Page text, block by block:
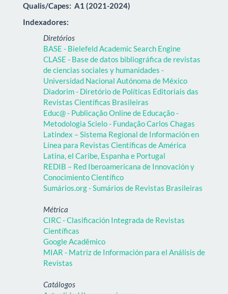
Qualis/Capes: A1 (2021-2024)
Indexadores:
Diretórios
BASE - Bielefeld Academic Search Engine
CLASE - Base de datos bibliográfica de revistas
de ciencias sociales y humanidades -
Universidad Nacional Autónoma de México
Diadorim - Diretório de Políticas Editoriais das
Revistas Científicas Brasileiras
Educ@ - Publicação Online de Educação -
Metodologia Scielo - Fundação Carlos Chagas
Latindex – Sistema Regional de Información en
Línea para Revistas Científicas de América
Latina, el Caribe, Espanha e Portugal
REDIB – Red Iberoamericana de Innovación y
Conocimiento Científico
Sumários.org - Sumários de Revistas Brasileiras
Métrica
CIRC - Clasificación Integrada de Revistas
Científicas
Google Acadêmico
MIAR - Matriz de Información para el Análisis de
Revistas
Catálogos